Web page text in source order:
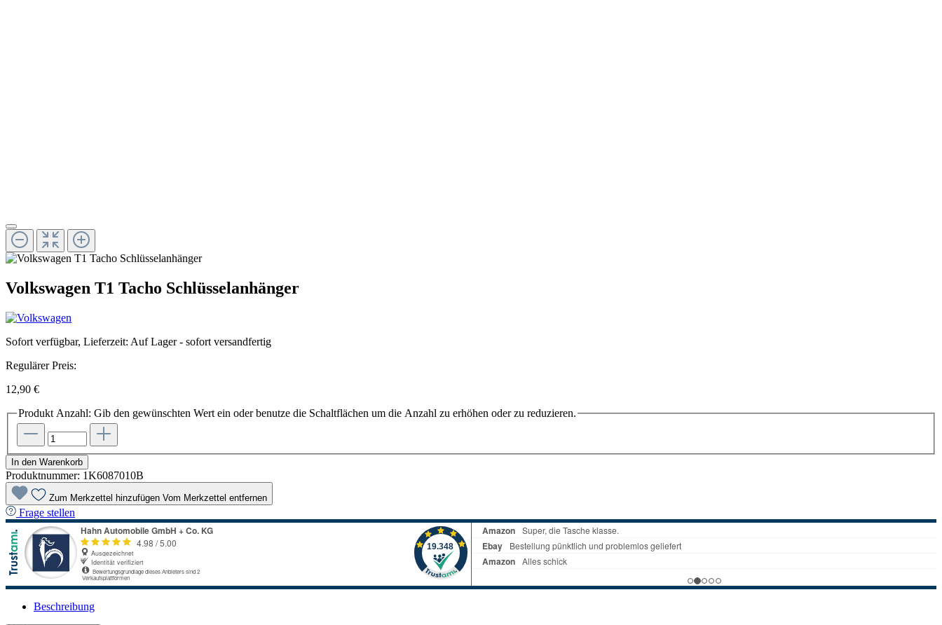
Volkswagen T1 Tacho Schlüsselanhänger
Sofort verfügbar, Lieferzeit: Auf Lager - sofort versandfertig
Regulärer Preis:
12,90 €
Produkt Anzahl: Gib den gewünschten Wert ein oder benutze die Schaltflächen um die Anzahl zu erhöhen oder zu reduzieren.
In den Warenkorb
Produktnummer: 1K6087010B
Zum Merkzettel hinzufügen Vom Merkzettel entfernen
Frage stellen
Beschreibung